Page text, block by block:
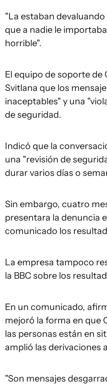
"La estaban
que a nadie le
horrible".
El equipo de soporte de
Svitlana que los
inaceptables" y una
de seguridad.
Indicó que la
una "revisión de
durar varios días o
Sin embargo, cuatro
presentara la denuncia
comunicado los
La empresa tampoco
la BBC sobre los
En un comunicado,
mejoró la forma en que
las personas están en
amplió las derivaciones
"Son mensajes